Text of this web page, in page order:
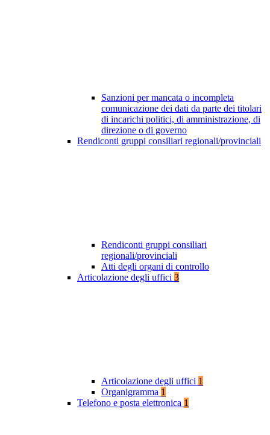
Sanzioni per mancata o incompleta
comunicazione dei dati da parte dei titolari
di incarichi politici, di amministrazione, di
direzione o di governo
Rendiconti gruppi consiliari regionali/provinciali
Rendiconti gruppi consiliari
regionali/provinciali
Atti degli organi di controllo
Articolazione degli uffici 3
Articolazione degli uffici 1
Organigramma 1
Telefono e posta elettronica 1